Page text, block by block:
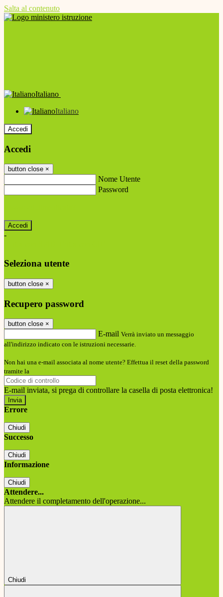
Salta al contenuto
Italiano
Italiano
Accedi
Accedi
button close ×
Nome Utente
Password
-
Seleziona utente
button close ×
Recupero password
button close ×
E-mail Verrà inviato un messaggio
all'indirizzo indicato con le istruzioni necessarie.
Non hai una e-mail associata al nome utente? Effettua il reset della password
tramite la
E-mail inviata, si prega di controllare la casella di posta elettronica!
Errore
Chiudi
Successo
Chiudi
Informazione
Chiudi
Attendere...
Attendere il completamento dell'operazione...
Chiudi